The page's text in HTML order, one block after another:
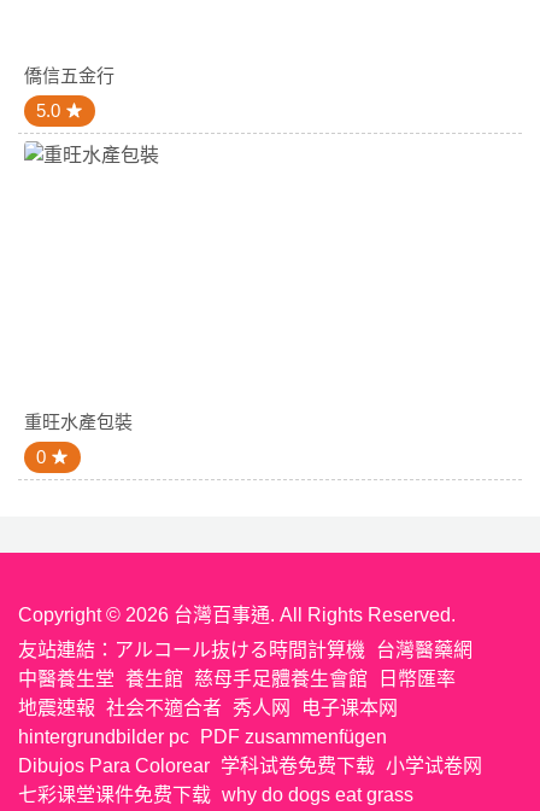
僑信五金行
5.0
重旺水產包裝
0
Copyright © 2026 台灣百事通. All Rights Reserved.
友站連結： アルコール抜ける時間計算機
台灣醫藥網
中醫養生堂 養生館 慈母手足體養生會館
日幣匯率
地震速報 社会不適合者 秀人网
电子课本网
hintergrundbilder pc
PDF zusammenfügen
Dibujos Para Colorear 学科试卷免费下载 小学试卷网
七彩课堂课件免费下载 why do dogs eat grass